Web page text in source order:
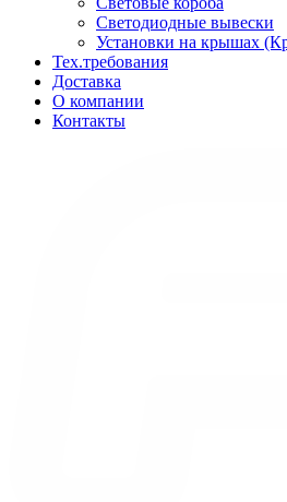
Светодиодные вывески
Установки на крышах
Тех.требования
Доставка
О компании
Контакты